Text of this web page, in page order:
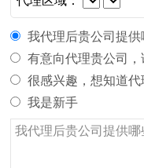
我代理后贵公司提供
有意向代理贵公司
很感兴趣，想知道
我是新手